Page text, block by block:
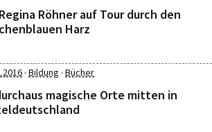
Röhner auf Tour durch den
Harz
· Bildung · Bücher
magische Orte mitten in